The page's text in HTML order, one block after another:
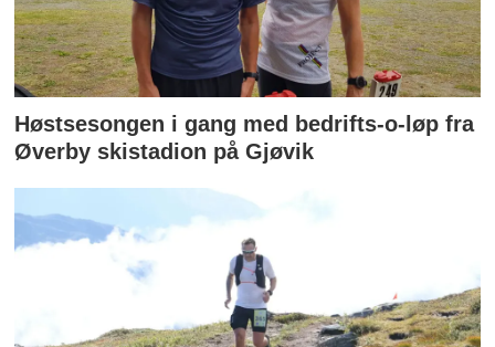
Høstsesongen i gang med bedrifts-o-løp fra
Øverby skistadion på Gjøvik